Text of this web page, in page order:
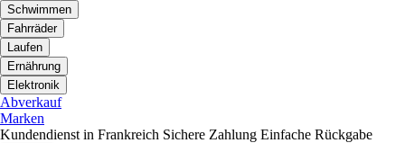
Schwimmen
Fahrräder
Laufen
Ernährung
Elektronik
Abverkauf
Marken
Kundendienst in Frankreich Sichere Zahlung Einfache Rückgabe